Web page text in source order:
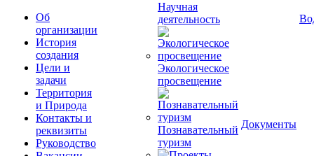
Об
организации
История
создания
Цели и
задачи
Территория
и Природа
Контакты и
реквизиты
Руководство
Научная
деятельность
Экологическое
просвещение
Познавательный
туризм
Документы